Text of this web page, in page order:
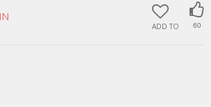
ADD TO 60